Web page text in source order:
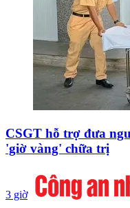
CSGT hỗ trợ đưa
'giờ vàng' chữa trị
3 giờ